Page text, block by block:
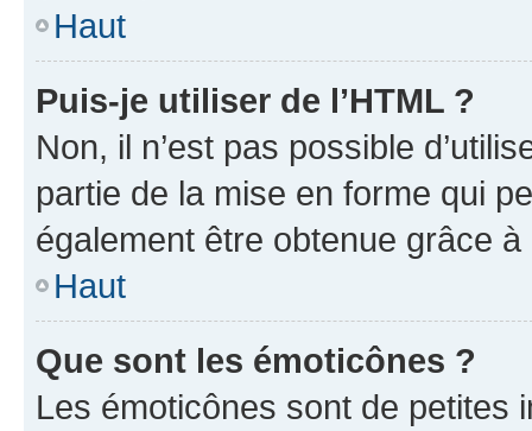
Haut
Puis-je utiliser de l’HTML ?
Non, il n’est pas possible
partie de la mise en forme qui
également être obtenue grâce à
Haut
Que sont les émoticônes ?
Les émoticônes sont de petites